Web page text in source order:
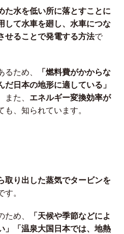
た水を低い所に落とすことに
して水車を廻し、水車につな
せることで発電する方法で
るため、
「燃料費がかからな
日本の地形に適している」
また、 エネルギー変換効率が
も、知られています。
取り出した蒸気でタービンを
す。
ため、
「天候や季節などによ
」「温泉大国日本では、地熱